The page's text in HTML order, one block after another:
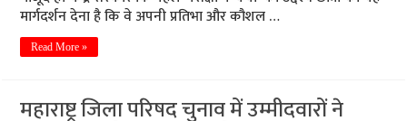
मार्गदर्शन देना है कि वे अपनी प्रतिभा और कौशल …
Read More »
महाराष्ट्र जिला परिषद चुनाव में उम्मीदवारों ने